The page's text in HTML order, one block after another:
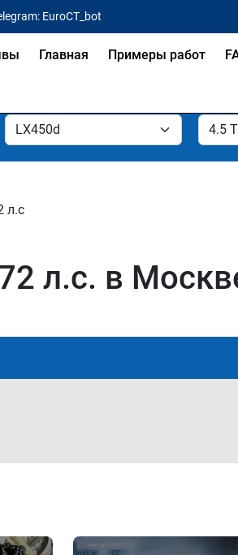
EuroCT_bot
Главная Примеры работ
л.с
л.с. в